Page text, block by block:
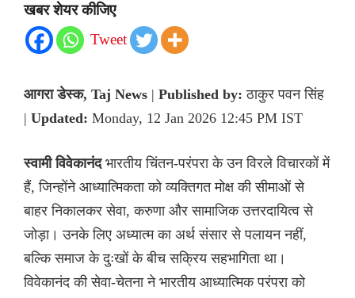
खबर शेयर कीजिए
Tweet
आगरा डेस्क, Taj News | Published by: ठाकुर पवन सिंह
| Updated: Monday, 12 Jan 2026 12:45 PM IST
स्वामी विवेकानंदभारतीय चिंतन-परंपरा के उन विरले विचारकों में
हैं, जिन्होंने आध्यात्मिकता को व्यक्तिगत मोक्ष की सीमाओं से
बाहर निकालकर सेवा, करुणा और सामाजिक उत्तरदायित्व से
जोड़ा। उनके लिए अध्यात्म का अर्थ संसार से पलायन नहीं,
बल्कि समाज के दुःखों के बीच सक्रिय सहभागिता था।
विवेकानंद की सेवा-चेतना ने भारतीय आध्यात्मिक परंपरा को